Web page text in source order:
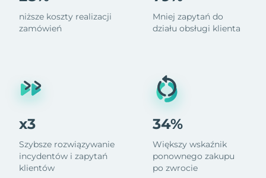
niższe koszty realizacji
zamówień
x3
Szybsze rozwiązywanie
incydentów i zapytań
klientów
Mniej zapytań do
działu obsługi klienta
34%
Większy wskaźnik
ponownego zakupu
po zwrocie